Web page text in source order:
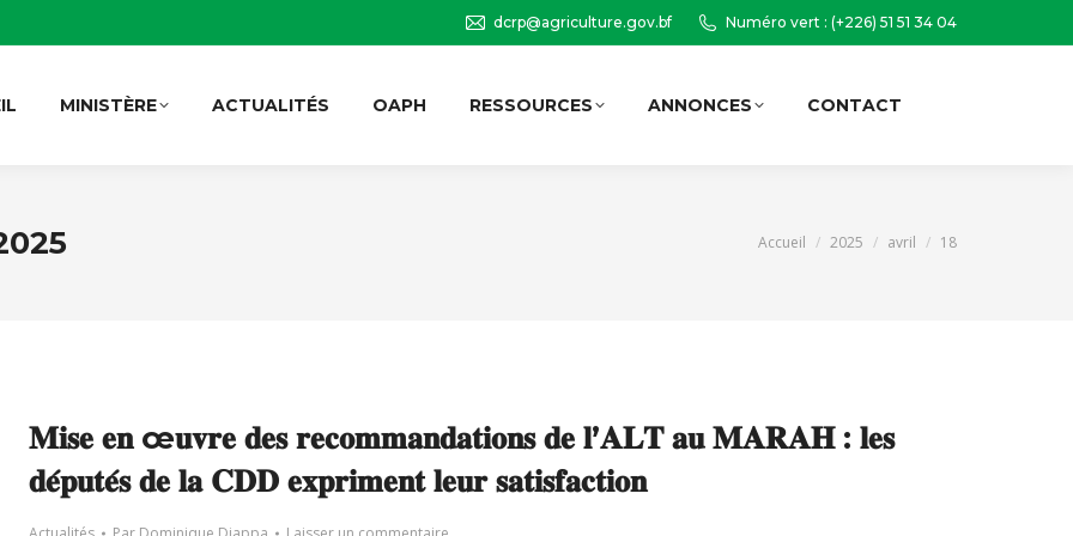
dcrp@agriculture.gov.bf Numéro vert : (+226) 51 51 34 04
MINISTÈRE ACTUALITÉS OAPH RESSOURCES ANNONCES CONTACT
Vous êtes ici :
Accueil 2025 avril 18
𝐌𝐢𝐬𝐞 𝐞𝐧 œ𝐮𝐯𝐫𝐞 𝐝𝐞𝐬 𝐫𝐞𝐜𝐨𝐦𝐦𝐚𝐧𝐝𝐚𝐭𝐢𝐨𝐧𝐬 𝐝𝐞 𝐥’𝐀𝐋𝐓 𝐚𝐮 𝐌𝐀𝐑𝐀𝐇 : 𝐥𝐞𝐬
𝐝𝐞́𝐩𝐮𝐭𝐞́𝐬 𝐝𝐞 𝐥𝐚 𝐂𝐃𝐃 𝐞𝐱𝐩𝐫𝐢𝐦𝐞𝐧𝐭 𝐥𝐞𝐮𝐫 𝐬𝐚𝐭𝐢𝐬𝐟𝐚𝐜𝐭𝐢𝐨𝐧